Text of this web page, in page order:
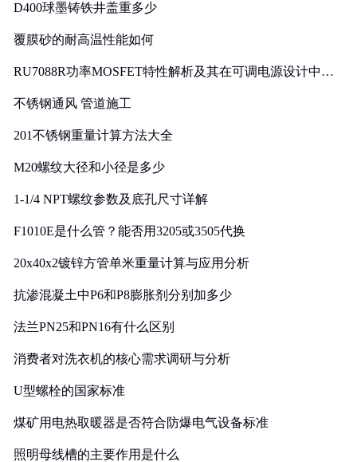
D400球墨铸铁井盖重多少
覆膜砂的耐高温性能如何
RU7088R功率MOSFET特性解析及其在可调电源设计中的
不锈钢通风 管道施工
201不锈钢重量计算方法大全
M20螺纹大径和小径是多少
1-1/4 NPT螺纹参数及底孔尺寸详解
F1010E是什么管？能否用3205或3505代换
20x40x2镀锌方管单米重量计算与应用分析
抗渗混凝土中P6和P8膨胀剂分别加多少
法兰PN25和PN16有什么区别
消费者对洗衣机的核心需求调研与分析
U型螺栓的国家标准
煤矿用电热取暖器是否符合防爆电气设备标准
照明母线槽的主要作用是什么